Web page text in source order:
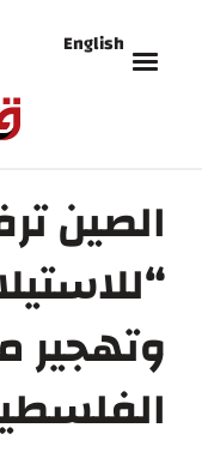
English
الصين
وتهجير